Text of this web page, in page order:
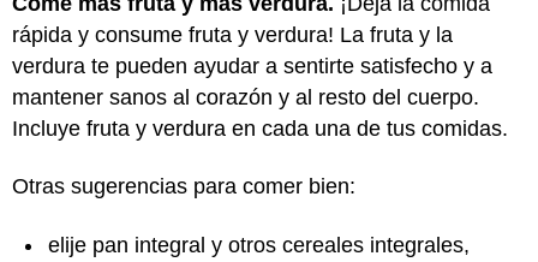
rápida y consume fruta y verdura! La fruta y la
verdura te pueden ayudar a sentirte satisfecho y a
mantener sanos al corazón y al resto del cuerpo.
Incluye fruta y verdura en cada una de tus comidas.
Otras sugerencias para comer bien:
elije pan integral y otros cereales integrales,